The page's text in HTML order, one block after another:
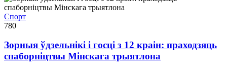
Спорт
780
Зорныя ўдзельнікі і госці з 12 краін: праходзяць
спаборніцтвы Мінскага трыятлона